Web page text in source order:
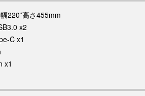
220*高さ455mm
x2
C x1
x1